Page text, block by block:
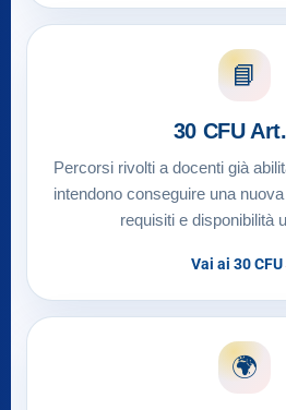
📘
30 CFU
Percorsi rivolti a docenti già
intendono conseguire una
requisiti e disponibilità
Vai ai 30 CFU
🌍